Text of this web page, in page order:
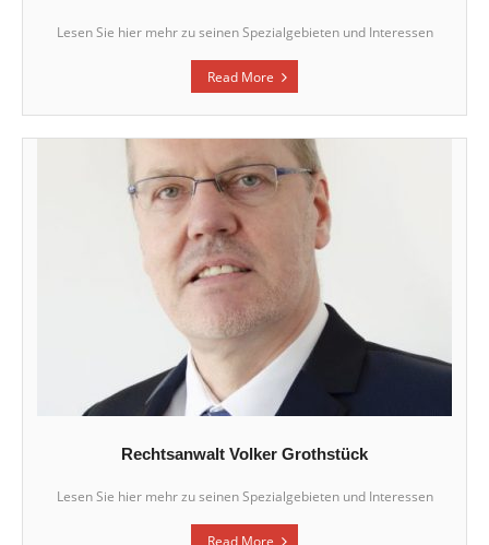
Lesen Sie hier mehr zu seinen Spezialgebieten und Interessen
Read More
Rechtsanwalt Volker Grothstück
Lesen Sie hier mehr zu seinen Spezialgebieten und Interessen
Read More